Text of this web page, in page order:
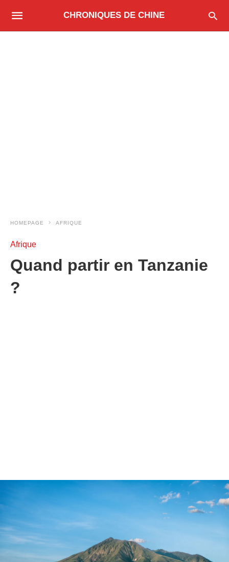
CHRONIQUES DE CHINE
HOMEPAGE AFRIQUE
Afrique
Quand partir en Tanzanie
?